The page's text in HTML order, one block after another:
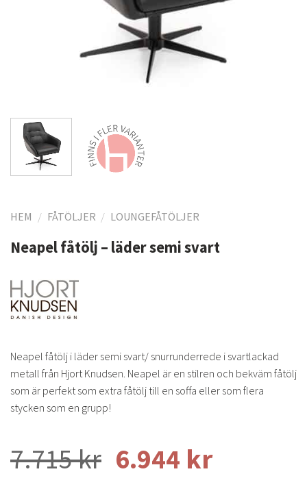
HEM / FÅTÖLJER / LOUNGEFÅTÖLJER
Neapel fåtölj – läder semi svart
Neapel fåtölj i läder semi svart/ snurrunderrede i svartlackad
metall från Hjort Knudsen. Neapel är en stilren och bekväm fåtölj
som är perfekt som extra fåtölj till en soffa eller som flera
stycken som en grupp!
7.715kr 6.944 kr